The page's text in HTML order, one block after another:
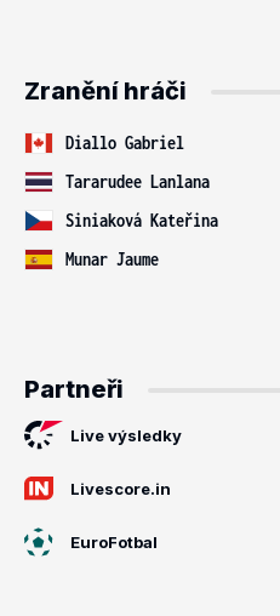
Zranění hráči
Diallo Gabriel
Tararudee Lanlana
Siniaková Kateřina
Munar Jaume
Partneři
Live výsledky
Livescore.in
EuroFotbal